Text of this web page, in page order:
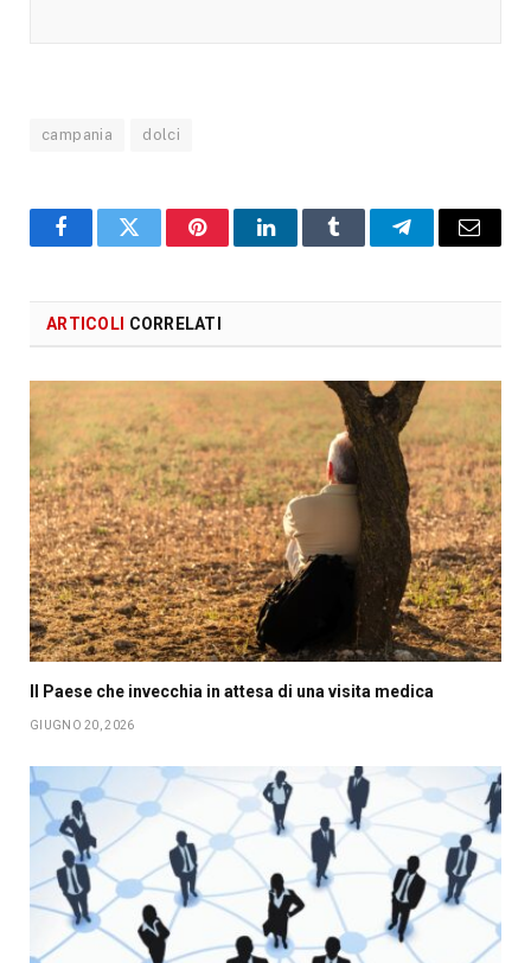
campania dolci
Facebook
X PinterestLinkedInTumblr TelegramEmail
ARTICOLI CORRELATI
Il Paese che invecchia in attesa di una visita medica
GIUGNO 20, 2026